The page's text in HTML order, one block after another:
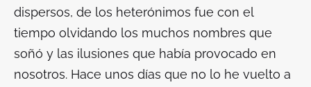
dispersos, de los heterónimos fue con el
tiempo olvidando los muchos nombres que
soñó y las ilusiones que había provocado en
nosotros. Hace unos días que no lo he vuelto a